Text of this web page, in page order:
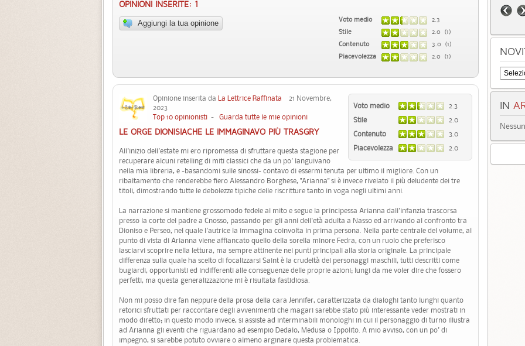
OPINIONI INSERITE: 1
Aggiungi la tua opinione Voto medio
2.3
Stile
2.0 (1)
Contenuto
3.0 (1)
Piacevolezza
2.0 (1)
Voto medio
2.3
Stile
2.0
Contenuto
3.0
Piacevolezza
2.0
Opinione inserita da La Lettrice Raffinata 21 Novembre,
2023
Top 10 opinionisti - Guarda tutte le mie opinioni
LE ORGE DIONISIACHE LE IMMAGINAVO PIÙ TRASGRY
All'inizio dell'estate mi ero ripromessa di sfruttare questa stagione per
recuperare alcuni retelling di miti classici che da un po' languivano
nella mia libreria, e -basandomi sulle sinossi- contavo di essermi tenuta per ultimo il migliore. Con un
ribaltamento che renderebbe fiero Alessandro Borghese, "Arianna" si è invece rivelato il più deludente dei tre
titoli, dimostrando tutte le debolezze tipiche delle riscritture tanto in voga negli ultimi anni.
La narrazione si mantiene grossomodo fedele al mito e segue la principessa Arianna dall'infanzia trascorsa
presso la corte del padre a Cnosso, passando per gli anni dell'età adulta a Nasso ed arrivando al confronto tra
Dioniso e Perseo, nel quale l'autrice la immagina coinvolta in prima persona. Nella parte centrale del volume, al
punto di vista di Arianna viene affiancato quello della sorella minore Fedra, con un ruolo che preferisco
lasciarvi scoprire nella lettura, ma sempre attinente nei punti principali alla storia originale. La principale
differenza sulla quale ha scelto di focalizzarsi Saint è la crudeltà dei personaggi maschili, tutti descritti come
bugiardi, opportunisti ed indifferenti alle conseguenze delle proprie azioni; lungi da me voler dire che fossero
perfetti, ma questa generalizzazione mi è risultata fastidiosa.
Non mi posso dire fan neppure della prosa della cara Jennifer, caratterizzata da dialoghi tanto lunghi quanto
retorici sfruttati per raccontare degli avvenimenti che magari sarebbe stato più interessante veder mostrati in
modo diretto; in questo modo invece, si assiste ad interminabili monologhi in cui il personaggio di turno illustra
ad Arianna gli eventi che riguardano ad esempio Dedalo, Medusa o Ippolito. A mio avviso, con un po' di
impegno, si sarebbe potuto ovviare o almeno arginare questa problematica.
IN